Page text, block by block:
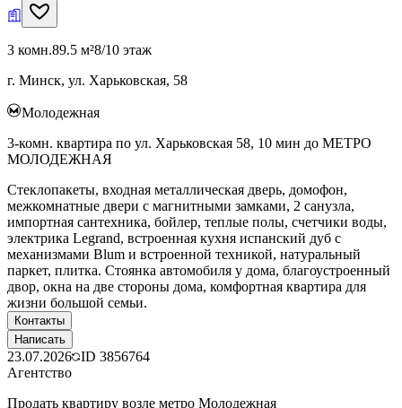
3 комн.89.5 м²8/10 этаж
г. Минск, ул. Харьковская, 58
Молодежная
3-комн. квартира по ул. Харьковская 58, 10 мин до МЕТРО
МОЛОДЕЖНАЯ
Стеклопакеты, входная металлическая дверь, домофон,
межкомнатные двери с магнитными замками, 2 санузла,
импортная сантехника, бойлер, теплые полы, счетчики воды,
электрика Legrand, встроенная кухня испанский дуб с
механизмами Blum и встроенной техникой, натуральный
паркет, плитка. Стоянка автомобиля у дома, благоустроенный
двор, окна на две стороны дома, комфортная квартира для
жизни большой семьи.
Контакты
Написать
23.07.2026 ID 3856764
Агентство
Продать квартиру возле метро Молодежная